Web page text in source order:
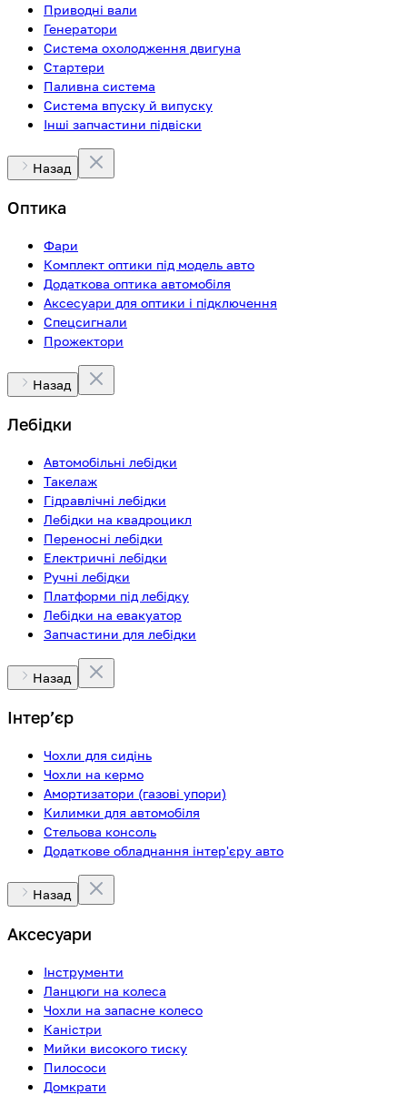
Приводні вали
Генератори
Система охолодження двигуна
Стартери
Паливна система
Система впуску й випуску
Інші запчастини підвіски
Назад
Оптика
Фари
Комплект оптики під модель авто
Додаткова оптика автомобіля
Аксесуари для оптики і підключення
Спецсигнали
Прожектори
Назад
Лебідки
Автомобільні лебідки
Такелаж
Гідравлічні лебідки
Лебідки на квадроцикл
Переносні лебідки
Електричні лебідки
Ручні лебідки
Платформи під лебідку
Лебідки на евакуатор
Запчастини для лебідки
Назад
Інтерʼєр
Чохли для сидінь
Чохли на кермо
Амортизатори (газові упори)
Килимки для автомобіля
Стельова консоль
Додаткове обладнання інтер'єру авто
Назад
Аксесуари
Інструменти
Ланцюги на колеса
Чохли на запасне колесо
Каністри
Мийки високого тиску
Пилососи
Домкрати